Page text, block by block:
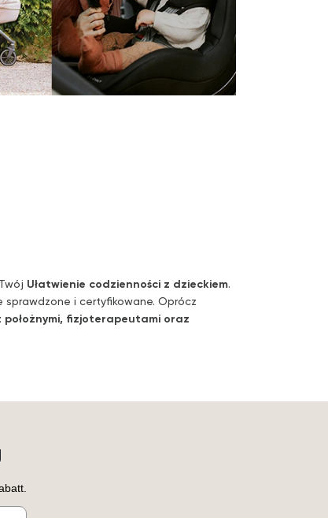
Ułatwienie codzienności z dzieckiem.
sprawdzone i certyfikowane. Oprócz
położnymi, fizjoterapeutami oraz